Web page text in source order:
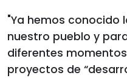
"Ya hemos conocido
nuestro pueblo y
diferentes
proyectos de